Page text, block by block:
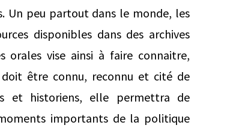
Un peu partout dans le monde, les
disponibles dans des archives
orales vise ainsi à faire connaitre,
être connu, reconnu et cité de
et historiens, elle permettra de
importants de la politique